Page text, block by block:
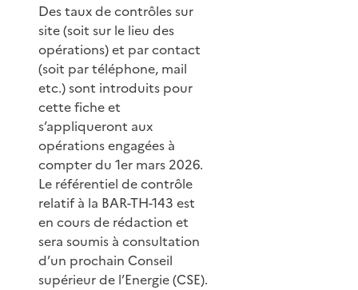
Des taux de contrôles sur
site (soit sur le lieu des
opérations) et par contact
(soit par téléphone, mail
etc.) sont introduits pour
cette fiche et
s’appliqueront aux
opérations engagées à
compter du 1er mars 2026.
Le référentiel de contrôle
relatif à la BAR-TH-143 est
en cours de rédaction et
sera soumis à consultation
d’un prochain Conseil
supérieur de l’Energie (CSE).